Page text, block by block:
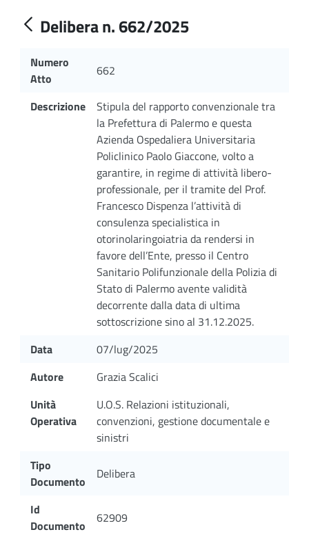
Delibera n. 662/2025
Numero
Atto
662
Descrizione
Stipula del rapporto convenzionale tra
la Prefettura di Palermo e questa
Azienda Ospedaliera Universitaria
Policlinico Paolo Giaccone, volto a
garantire, in regime di attività libero-
professionale, per il tramite del Prof.
Francesco Dispenza l’attività di
consulenza specialistica in
otorinolaringoiatria da rendersi in
favore dell’Ente, presso il Centro
Sanitario Polifunzionale della Polizia di
Stato di Palermo avente validità
decorrente dalla data di ultima
sottoscrizione sino al 31.12.2025.
Data
07/lug/2025
Autore
Grazia Scalici
Unità
Operativa
U.O.S. Relazioni istituzionali,
convenzioni, gestione documentale e
sinistri
Tipo
Documento
Delibera
Id
Documento
62909